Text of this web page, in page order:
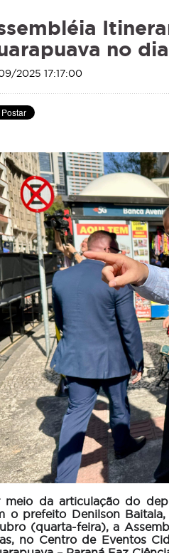
no
2025 17:17:00
meio da articulação do
o prefeito Denilson
(quarta-feira), a
no Centro de Eventos